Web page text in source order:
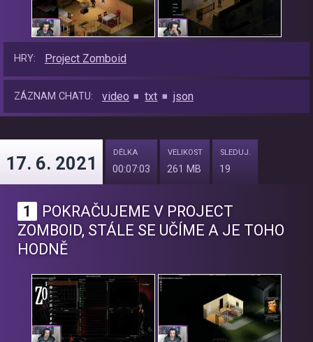
HRY: Project Zomboid
ZÁZNAM CHATU: video txt json
17. 6. 2021
DÉLKA
00:07:03
VELIKOST
261 MB
SLEDUJ.
19
1
POKRAČUJEME V PROJECT
ZOMBOID, STÁLE SE UČÍME A JE TOHO
HODNĚ